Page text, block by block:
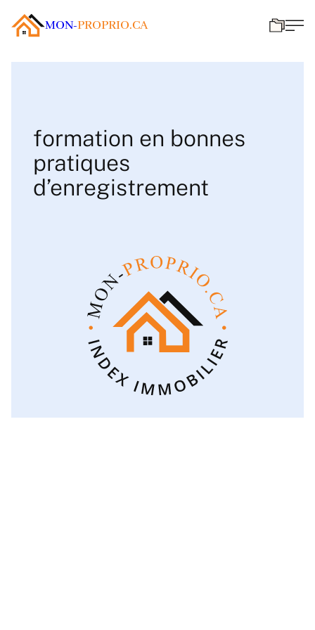
MON-PROPRIO.CA
formation en bonnes
pratiques
d’enregistrement